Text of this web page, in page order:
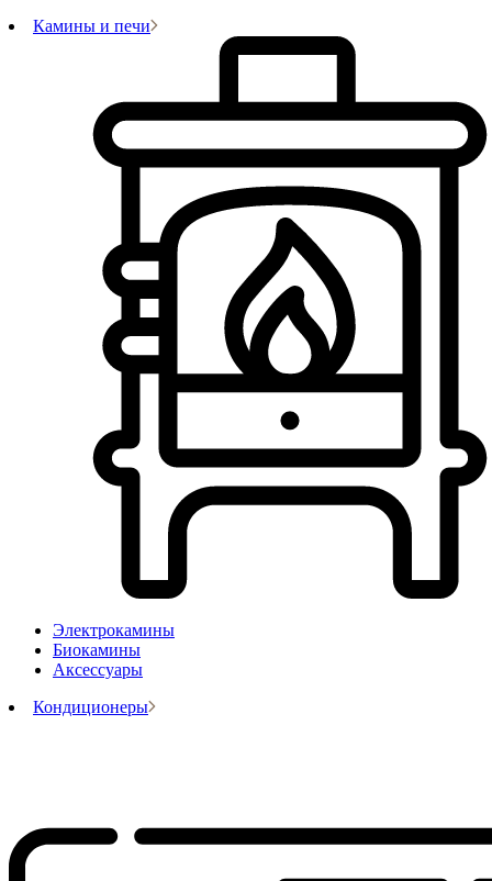
Камины и печи
Электрокамины
Биокамины
Аксессуары
Кондиционеры